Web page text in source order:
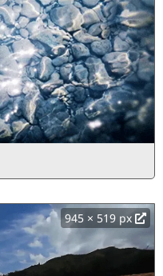
945 × 519 px